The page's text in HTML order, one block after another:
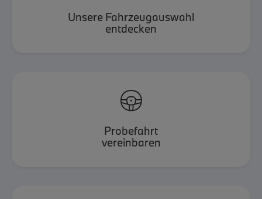
Unsere Fahrzeugauswahl
entdecken

Probefahrt
vereinbaren